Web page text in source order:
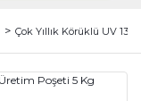
Çok Yıllık Körüklü UV